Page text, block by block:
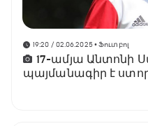
19:20 / 02.06.2025• Ֆուտբոլ
17-ամյա Անտոնի
պայմանագիր է